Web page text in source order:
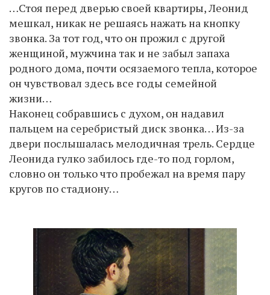
…Стоя перед дверью своей квартиры, Леонид
мешкал, никак не решаясь нажать на кнопку
звонка. За тот год, что он прожил с другой
женщиной, мужчина так и не забыл запаха
родного дома, почти осязаемого тепла, которое
он чувствовал здесь все годы семейной
жизни…
Наконец собравшись с духом, он надавил
пальцем на серебристый диск звонка… Из-за
двери послышалась мелодичная трель. Сердце
Леонида гулко забилось где-то под горлом,
словно он только что пробежал на время пару
кругов по стадиону…